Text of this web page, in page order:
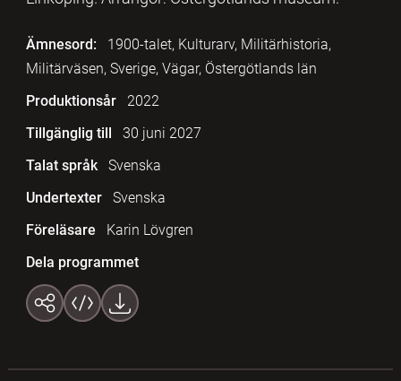
Ämnesord:
1900-talet, Kulturarv, Militärhistoria,
Militärväsen, Sverige, Vägar, Östergötlands län
Produktionsår
2022
Tillgänglig till
30 juni 2027
Talat språk
Svenska
Undertexter
Svenska
Föreläsare
Karin Lövgren
Dela programmet